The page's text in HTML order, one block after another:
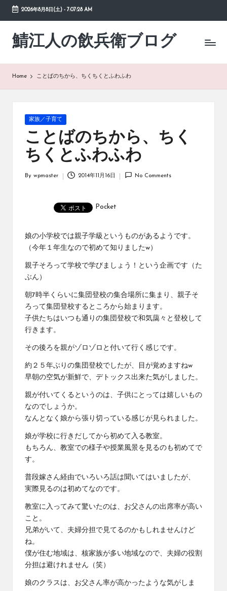
Skip
content
2026年8月8日(土)- 7:07:28 AM
鯖江人の飲兵衛ブログ
日々
の
Home ことばのちから、ちくちくとふわふわ
Posted
家族／子育て
ことばのちから、ちく
ちくとふわふわ
By wpmaster 2014年11月16日 No Comments
Pocket
娘の小学校では親子学級というものがあるようです。
（今年１年生なので初めて知りましたw）
親子そろって学校で学びましょう！という企画です（た
ぶん）
朝7時半くらいに集団登校の集合場所に集まり、親子そ
ろって集団登校するところから始まります。
子供たちはいつも通りの集団登校で和気藹々と登校して
行きます。
その後ろを親がゾロゾロと付いて行く感じです。
約２５年ぶりの集団登校でしたが、目が覚めますねw
早朝の空気が新鮮で、デトックス出来た気がしました。
親が付いてくるというのは、子供にとっては嬉しいもの
なのでしょうか。
なんとなく娘から張り切っている感じが見られました。
娘が学校に行きだしてから初めて入る教室。
もちろん、教室での様子や授業風景を見るのも初めてで
す。
普段嫁さん経由でいろいろ話は聞いてはいましたが、
実際見るのは初めてなのです。
教室に入ってみて驚いたのは、お父さんの出席率が高い
こと。
兄弟がいて、夫婦分担で見てるのかもしれませんけど
ね。
僕が住む地域は、核家族が多い地域なので、夫婦の役割
分担は避けれません（笑）
娘のクラスは、お父さん率が高かったような気がしま